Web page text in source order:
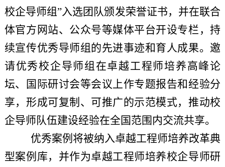
校企导师组”入选团队颁发荣誉证书，并在联合
体官方网站、公众号等媒体平台开设专栏，持
续宣传优秀导师组的先进事迹和育人成果。邀
请优秀校企导师组在卓越工程师培养高峰论
坛、国际研讨会等会议上作专题报告和经验分
享，形成可复制、可推广的示范模式，推动校
企导师队伍建设经验在全国范围内交流共享。
优秀案例将被纳入卓越工程师培养改革典
型案例库，并作为卓越工程师培养校企导师研